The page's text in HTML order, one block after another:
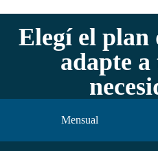
Elegí el plan
adapte
Mensual